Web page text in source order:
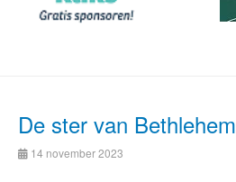
De ster van Bethlehem
14 november 2023